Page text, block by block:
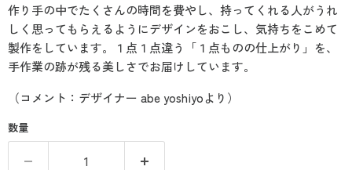
作り手の中でたくさんの時間を費やし、持ってくれる人がうれ
しく思ってもらえるようにデザインをおこし、気持ちをこめて
製作をしています。１点１点違う「１点ものの仕上がり」を、
手作業の跡が残る美しさでお届けしています。
（コメント：デザイナー abe yoshiyoより）
数量